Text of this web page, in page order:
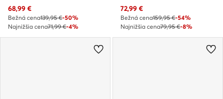
Aktuálna cena
68,99 €
Bežná cena139,95 €-50%
Najnižšia cena71,99 €-4%
Aktuálna cena
72,99 €
Bežná cena159,95 €-54%
Najnižšia cena79,95 €-8%